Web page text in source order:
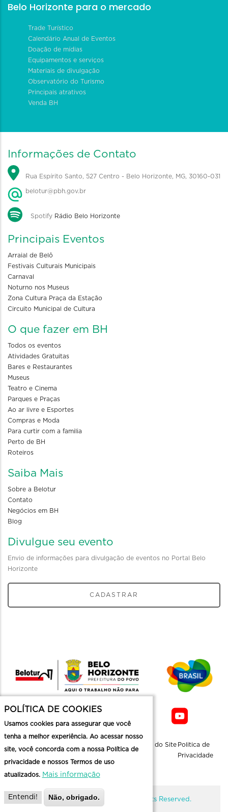
Belo Horizonte para o mercado
Trade Turístico
Calendário Anual de Eventos
Doação de mídias
Equipamentos e serviços
Materiais de divulgação
Observatório do Turismo
Principais atrativos
Venda BH
Informações de Contato
Rua Espírito Santo, 527 Centro - Belo Horizonte, MG, 30160-031
belotur@pbh.gov.br
Spotify Rádio Belo Horizonte
Principais Eventos
Arraial de Belô
Festivais Culturais Municipais
Carnaval
Noturno nos Museus
Zona Cultura Praça da Estação
Circuito Municipal de Cultura
O que fazer em BH
Todos os eventos
Atividades Gratuitas
Bares e Restaurantes
Museus
Teatro e Cinema
Parques e Praças
Ao ar livre e Esportes
Compras e Moda
Para curtir com a familia
Perto de BH
Roteiros
Saiba Mais
Sobre a Belotur
Contato
Negócios em BH
Blog
Divulgue seu evento
Envio de informações para divulgação de eventos no Portal Belo
Horizonte
CADASTRAR
Mapa do Site Politica de
Privacidade
@ Copyright Belotur 2026. All Rights Reserved.
POLÍTICA DE COOKIES
Usamos cookies para assegurar que você
tenha a melhor experiência. Ao acessar nosso
site, você concorda com a nossa Política de
privacidade e nossos Termos de uso
atualizados. Mais informação
Entendi! Não, obrigado.